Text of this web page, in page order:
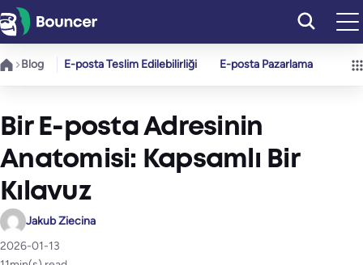
İçeriğe
geç
Blog E-posta Teslim Edilebilirliği E-posta Pazarlama
Bir E-posta Adresinin
Anatomisi: Kapsamlı Bir
Kılavuz
Jakub Ziecina
2026-01-13